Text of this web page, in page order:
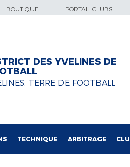
BOUTIQUE PORTAIL CLUBS
DES YVELINES DE
TERRE DE FOOTBALL
TECHNIQUE ARBITRAGE